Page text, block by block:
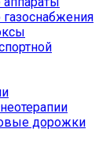
дорожки